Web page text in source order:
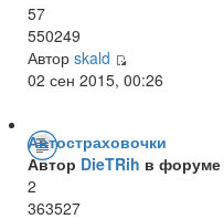
57
550249
Автор skald
02 сен 2015, 00:26
Автостраховочки
Автор DieTRih в форуме
2
363527